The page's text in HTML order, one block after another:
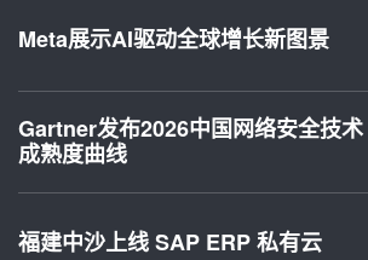
Meta展示AI驱动全球增长新图景
Gartner发布2026中国网络安全技术
成熟度曲线
福建中沙上线 SAP ERP 私有云